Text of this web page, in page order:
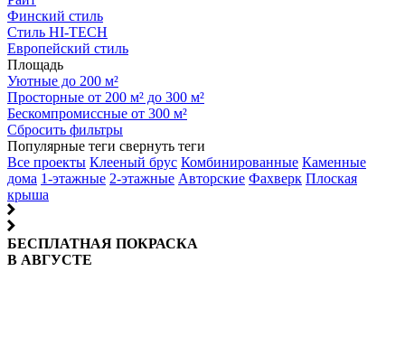
Финский стиль
Стиль HI-TECH
Европейский стиль
Площадь
Уютные до 200 м²
Просторные от 200 м² до 300 м²
Бескомпромиссные от 300 м²
Сбросить фильтры
Популярные теги свернуть теги
Все проекты Клееный брус Комбинированные Каменные
дома 1-этажные 2-этажные Авторские Фахверк Плоская
крыша
БЕСПЛАТНАЯ ПОКРАСКА
В АВГУСТЕ